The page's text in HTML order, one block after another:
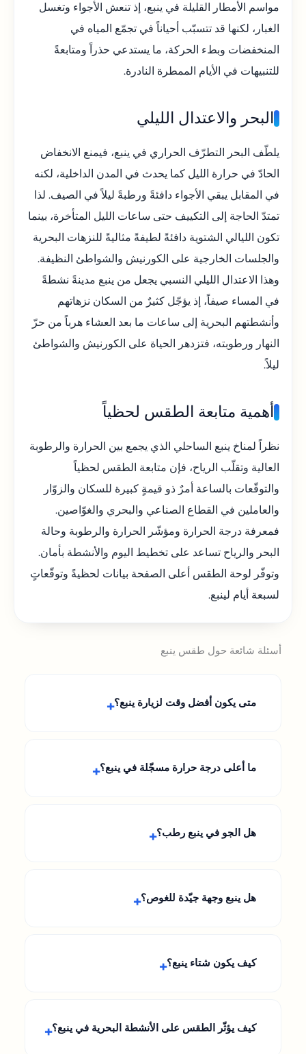
مواسم الأمطار القليلة في ينبع، إذ تنعش الأجواء وتغسل
الغبار، لكنها قد تتسبّب أحياناً في تجمّع المياه في
المنخفضات وبطء الحركة، ما يستدعي حذراً ومتابعةً
للتنبيهات في الأيام الممطرة النادرة.
البحر والاعتدال الليلي
يلطّف البحر التطرّف الحراري في ينبع، فيمنع الانخفاض
الحادّ في حرارة الليل كما يحدث في المدن الداخلية، لكنه
في المقابل يبقي الأجواء دافئةً ورطبةً ليلاً في الصيف. لذا
تمتدّ الحاجة إلى التكييف حتى ساعات الليل المتأخرة، بينما
تكون الليالي الشتوية دافئةً لطيفةً مثاليةً للنزهات البحرية
والجلسات الخارجية على الكورنيش والشواطئ النظيفة.
وهذا الاعتدال الليلي النسبي يجعل من ينبع مدينةً نشطةً
في المساء صيفاً، إذ يؤجّل كثيرٌ من السكان نزهاتهم
وأنشطتهم البحرية إلى ساعات ما بعد العشاء هرباً من حرّ
النهار ورطوبته، فتزدهر الحياة على الكورنيش والشواطئ
ليلاً.
أهمية متابعة الطقس لحظياً
نظراً لمناخ ينبع الساحلي الذي يجمع بين الحرارة والرطوبة
العالية وتقلّب الرياح، فإن متابعة الطقس لحظياً
والتوقّعات بالساعة أمرٌ ذو قيمةٍ كبيرة للسكان والزوّار
والعاملين في القطاع الصناعي والبحري والغوّاصين.
فمعرفة درجة الحرارة ومؤشّر الحرارة والرطوبة وحالة
البحر والرياح تساعد على تخطيط اليوم والأنشطة بأمان.
وتوفّر لوحة الطقس أعلى الصفحة بيانات لحظيةً وتوقّعاتٍ
لسبعة أيام لينبع.
أسئلة شائعة حول طقس ينبع
متى يكون أفضل وقت لزيارة ينبع؟
ما أعلى درجة حرارة مسجّلة في ينبع؟
هل الجو في ينبع رطب؟
هل ينبع وجهة جيّدة للغوص؟
كيف يكون شتاء ينبع؟
كيف يؤثّر الطقس على الأنشطة البحرية في ينبع؟